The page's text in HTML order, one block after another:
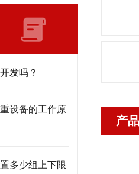
发吗？
设备的工作原
多少组上下限
产